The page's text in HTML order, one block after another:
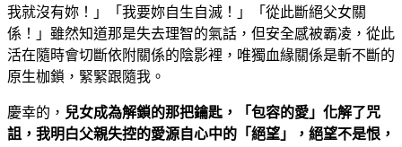
我就沒有妳！」「我要妳自生自滅！」「從此斷絕父女關
係！」雖然知道那是失去理智的氣話，但安全感被霸凌，從此
活在隨時會切斷依附關係的陰影裡，唯獨血緣關係是斬不斷的
原生枷鎖，緊緊跟隨我。
慶幸的， 兒女成為解鎖的那把鑰匙，「包容的愛」化解了咒
詛，我明白父親失控的愛源自心中的「絕望」，絕望不是恨，